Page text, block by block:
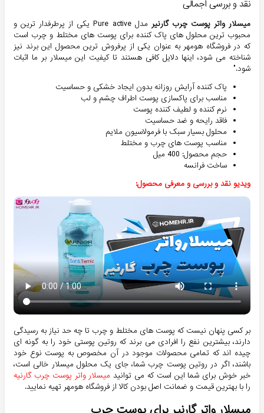
نقد و بررسی اجمالی
میسلار واتر پوست چرب گارنیر
مدل Pure active یکی از پرطرفدار ترین و
محبوب ترین محلول های پاک کننده برای پوست های مختلط و چرب است
که در فروشگاه هومهر به عنوان یکی از پرفروش ترین محصول این برند نیز
شناخته می شود، اینها دلایل کافی هستند تا کیفیت این میسلار بر ما اثبات
شود."
پاک کننده آرایش روزانه بدون ایجاد خشکی و حساسیت
مناسب برای پاکسازی پوست اطراف چشم و لب
نرم کننده و لطیف کننده پوست
فاقد رایحه و ضد حساسیت
محلول بسیار سبک با فرمولاسیون ملایم
مناسب پوست های چرب و مختلط
حجم محصول: 400 میل
ساخت فرانسه
ویدیو نقد و بررسی و معرفی محصول:
بر کسی پنهان نیست که پوست های مختلط و چرب تا چه حد نیاز به رسیدگی
دارند، بیشترین نفع را افرادی می برند که روتین پوستی خود را به گونه ای
چیده اند که تمامی محصولات موجود در آن مخصوص به پوست نوع خود
باشند، اگر در روتین پوست چرب شما، جای یک محلول میسلار خالی است،
خبر خوش برای شما این است که می توانید میسلار واتر پوست چرب گارنیه
را با بهترین قیمت و ضمانت اصل بودن کالا از فروشگاه هومهر تهیه نمایید.